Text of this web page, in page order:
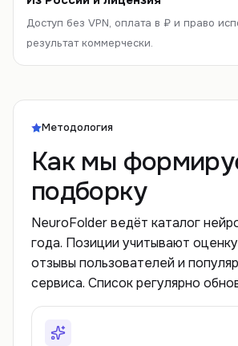
Доступ без VPN, оплата в ₽ и право
результат коммерчески.
Методология
Как мы
подборку
NeuroFolder ведёт каталог
года. Позиции учитывают оценку
отзывы пользователей и
сервиса. Список регулярно